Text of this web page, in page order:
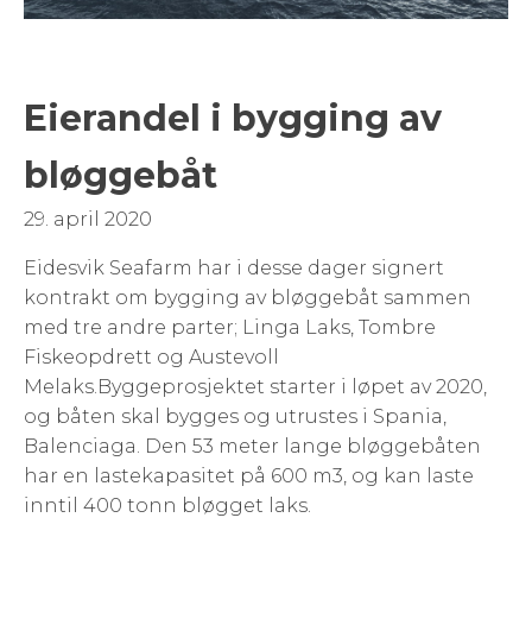
Eierandel i bygging av
bløggebåt
29. april 2020
Eidesvik Seafarm har i desse dager signert
kontrakt om bygging av bløggebåt sammen
med tre andre parter; Linga Laks, Tombre
Fiskeopdrett og Austevoll
Melaks.Byggeprosjektet starter i løpet av 2020,
og båten skal bygges og utrustes i Spania,
Balenciaga. Den 53 meter lange bløggebåten
har en lastekapasitet på 600 m3, og kan laste
inntil 400 tonn bløgget laks.